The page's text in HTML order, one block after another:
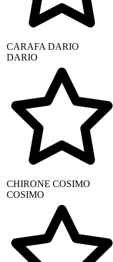
CARAFA DARIO
DARIO
CHIRONE COSIMO
COSIMO